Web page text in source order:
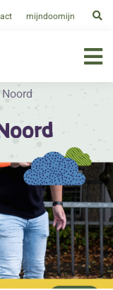
mijndoomijn